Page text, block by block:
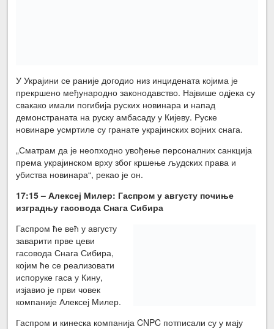
У Украјини се раније догодио низ инцидената којима је
прекршено међународно законодавство. Највише одјека су
свакако имали погибија руских новинара и напад
демонстраната на руску амбасаду у Кијеву. Руске
новинаре усмртиле су гранате украјинских војних снага.
„Сматрам да је неопходно увођење персоналних санкција
према украјинском врху због кршење људских права и
убиства новинара“, рекао је он.
17:15 – Алексеј Милер: Гаспром у августу почиње
изградњу гасовода Снага Сибира
Гаспром ће већ у августу
заварити прве цеви
гасовода Снага Сибира,
којим ће се реализовати
испоруке гаса у Кину,
изјавио је први човек
компаније Алексеј Милер.
Гаспром и кинеска компанија CNPC потписали су у мају